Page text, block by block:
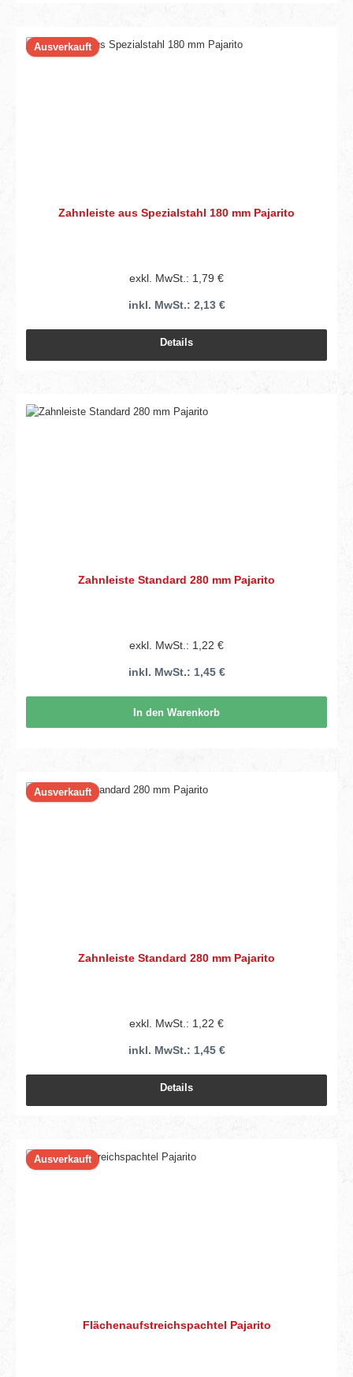
Ausverkauft
Zahnleiste aus Spezialstahl 180 mm Pajarito
exkl. MwSt.: 1,79 €
inkl. MwSt.: 2,13 €
Details
Zahnleiste Standard 280 mm Pajarito
exkl. MwSt.: 1,22 €
inkl. MwSt.: 1,45 €
In den Warenkorb
Ausverkauft
Zahnleiste Standard 280 mm Pajarito
exkl. MwSt.: 1,22 €
inkl. MwSt.: 1,45 €
Details
Ausverkauft
Flächenaufstreichspachtel Pajarito